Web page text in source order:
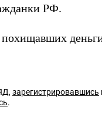
РФ.
похищавших
зарегистрировавшись
.